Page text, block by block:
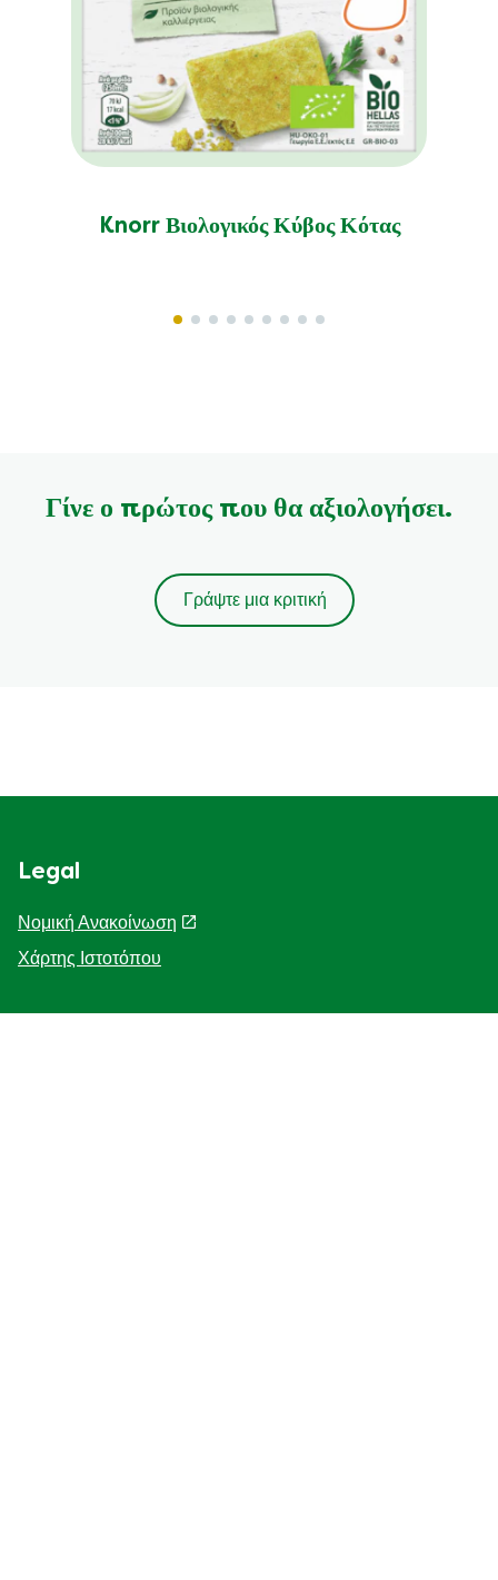
Knorr Βιολογικός Κύβος Κότας
Γίνε ο πρώτος που θα αξιολογήσει.
Γράψτε μια κριτική
Legal
Νομική Ανακοίνωση
Χάρτης Ιστοτόπου